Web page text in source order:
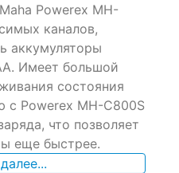
Powerex MH-
каналов,
аккумуляторы
Имеет большой
состояния
с Powerex MH-C800S
что позволяет
еще быстрее.